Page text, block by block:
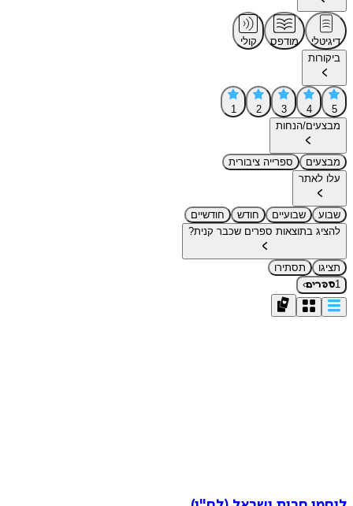
דיגיטלי מודפס
קולי
ביקורות
5
4
3
2
1
מבצעים/הנחות
מבצעים
ספרייה ציבורית
עלו לאתר
שבוע שבועיים חודש
חודשיים
להציג בתוצאות ספרים שכבר קנית?
תציגו
תסתירו
1ספרים›